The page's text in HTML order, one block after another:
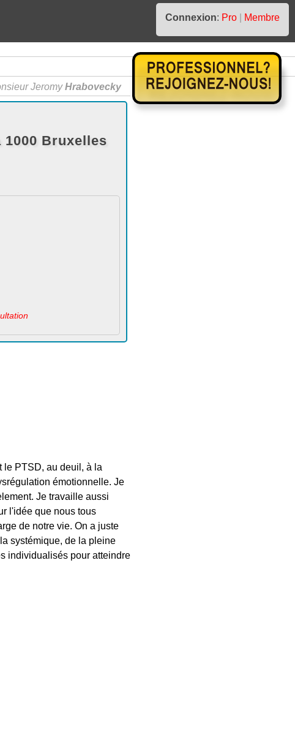
Connexion: Pro
Membre
JeromyHrabovecky
Bruxelles
le PTSD, au deuil, à la
émotionnelle. Je
Je travaille aussi
l'idée que nous tous
de notre vie. On a juste
systémique, de la pleine
individualisés pour atteindre